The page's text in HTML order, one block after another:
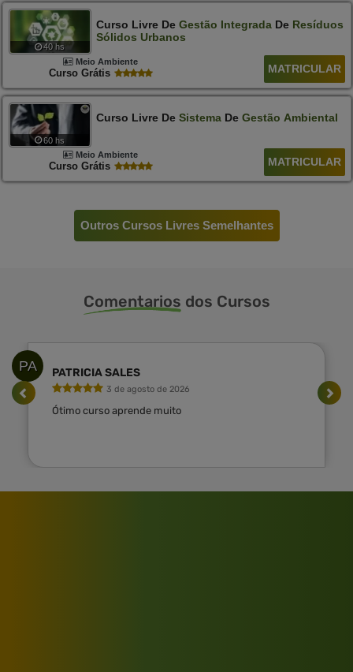
40 hs
Curso Livre De Gestão IntegradaDe Resíduos
Sólidos Urbanos
Meio Ambiente
Curso Grátis MATRICULAR
60 hs
Curso Livre De SistemaDe Gestão Ambiental
Meio Ambiente
Curso Grátis MATRICULAR
Outros Cursos Livres Semelhantes
Comentarios dos Cursos
PA PATRICIA SALES
3 de agosto de 2026
Ótimo curso aprende muito